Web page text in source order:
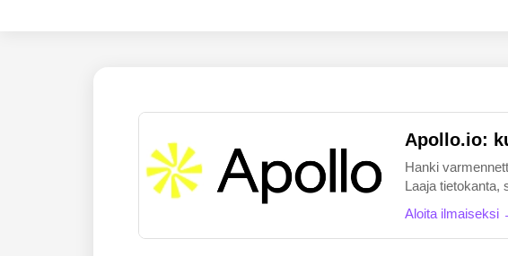
Apollo.io:
Hanki
Laaja tietokanta,
Aloita ilmaiseksi